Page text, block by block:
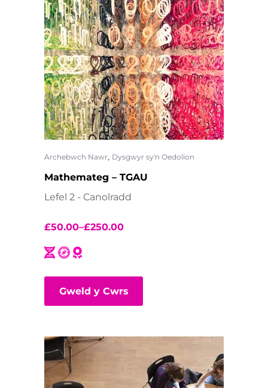
Archebwch Nawr, Dysgwyr sy'n Oedolion
Mathemateg – TGAU
Lefel 2 - Canolradd
£50.00–£250.00
Gweld y Cwrs